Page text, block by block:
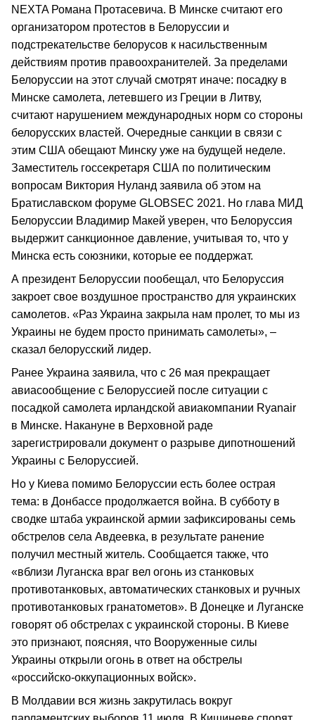
NEXTA Романа Протасевича. В Минске считают его
организатором протестов в Белоруссии и
подстрекательстве белорусов к насильственным
действиям против правоохранителей. За пределами
Белоруссии на этот случай смотрят иначе: посадку в
Минске самолета, летевшего из Греции в Литву,
считают нарушением международных норм со стороны
белорусских властей. Очередные санкции в связи с
этим США обещают Минску уже на будущей неделе.
Заместитель госсекретаря США по политическим
вопросам Виктория Нуланд заявила об этом на
Братиславском форуме GLOBSEC 2021. Но глава МИД
Белоруссии Владимир Макей уверен, что Белоруссия
выдержит санкционное давление, учитывая то, что у
Минска есть союзники, которые ее поддержат.
А президент Белоруссии пообещал, что Белоруссия
закроет свое воздушное пространство для украинских
самолетов. «Раз Украина закрыла нам пролет, то мы из
Украины не будем просто принимать самолеты», –
сказал белорусский лидер.
Ранее Украина заявила, что с 26 мая прекращает
авиасообщение с Белоруссией после ситуации с
посадкой самолета ирландской авиакомпании Ryanair
в Минске. Накануне в Верховной раде
зарегистрировали документ о разрыве дипотношений
Украины с Белоруссией.
Но у Киева помимо Белоруссии есть более острая
тема: в Донбассе продолжается война. В субботу в
сводке штаба украинской армии зафиксированы семь
обстрелов села Авдеевка, в результате ранение
получил местный житель. Сообщается также, что
«вблизи Луганска враг вел огонь из станковых
противотанковых, автоматических станковых и ручных
противотанковых гранатометов». В Донецке и Луганске
говорят об обстрелах с украинской стороны. В Киеве
это признают, поясняя, что Вооруженные силы
Украины открыли огонь в ответ на обстрелы
«российско-оккупационных войск».
В Молдавии вся жизнь закрутилась вокруг